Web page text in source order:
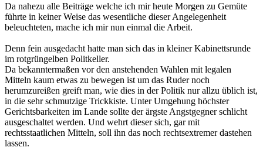
Da nahezu alle Beiträge welche ich mir heute Morgen zu Gemüte
führte in keiner Weise das wesentliche dieser Angelegenheit
beleuchteten, mache ich mir nun einmal die Arbeit.
Denn fein ausgedacht hatte man sich das in kleiner Kabinettsrunde
im rotgrüngelben Politkeller.
Da bekanntermaßen vor den anstehenden Wahlen mit legalen
Mitteln kaum etwas zu bewegen ist um das Ruder noch
herumzureißen greift man, wie dies in der Politik nur allzu üblich ist,
in die sehr schmutzige Trickkiste. Unter Umgehung höchster
Gerichtsbarkeiten im Lande sollte der ärgste Angstgegner schlicht
ausgeschaltet werden. Und wehrt dieser sich, gar mit
rechtsstaatlichen Mitteln, soll ihn das noch rechtsextremer dastehen
lassen.